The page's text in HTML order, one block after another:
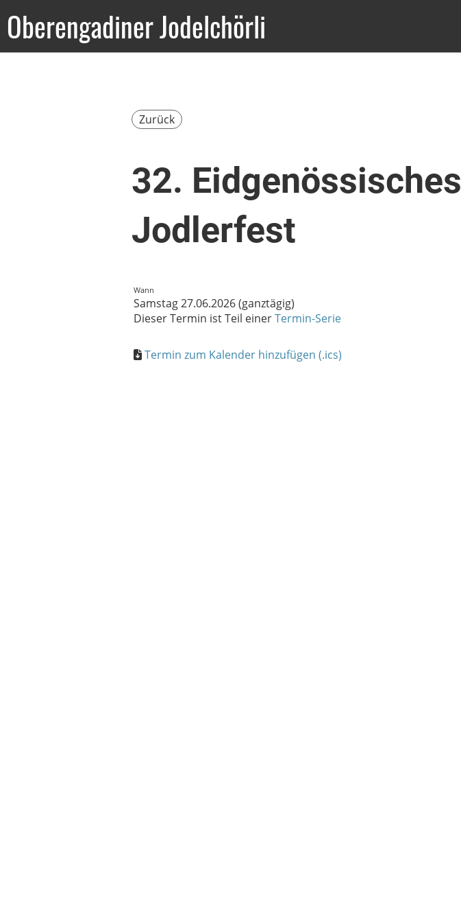
Oberengadiner Jodelchörli
Zurück
32. Eidgenössisches
Jodlerfest
Wann
Samstag 27.06.2026 (ganztägig)
Dieser Termin ist Teil einerTermin-Serie
Termin zum Kalender hinzufügen (.ics)